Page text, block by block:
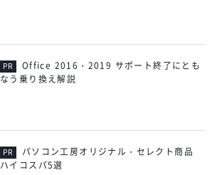
Office 2016・2019 サポート終了にとも
なう乗り換え解説
パソコン工房オリジナル・セレクト商品
ハイコスパ5選